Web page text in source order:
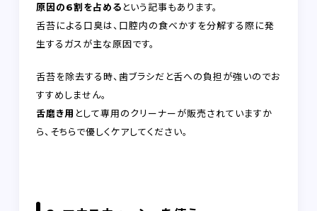
原因の6割を占める という記事もあります。
舌苔による口臭は、口腔内の食べかすを分解する際に発
生するガスが主な原因です。
舌苔を除去する時、歯ブラシだと舌への負担が強いのでお
すすめしません。
舌磨き用 として専用のクリーナーが販売されていますか
ら、そちらで優しくケアしてください。